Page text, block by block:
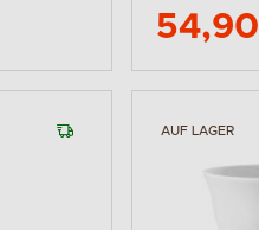
54,90
AUF LAGER